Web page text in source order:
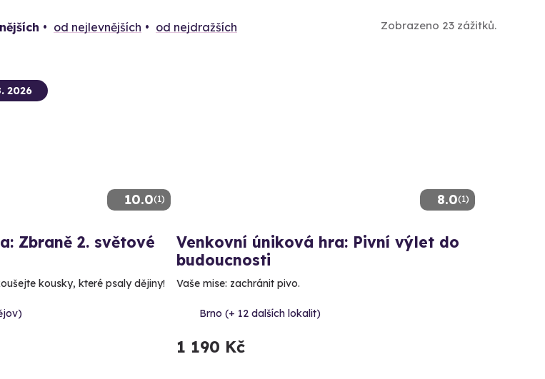
od nejlevnějších od nejdražších Zobrazeno 23 zážitků.
10.0(1)
2026
Zbraně 2. světové
kousky, které psaly dějiny!
8.0(1)
Venkovní úniková hra: Pivní výlet do
budoucnosti
Vaše mise: zachránit pivo.
Brno (+ 12 dalších lokalit)
1 190 Kč